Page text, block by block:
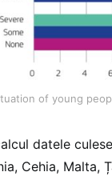
of young
datele
Cehia, Malta,